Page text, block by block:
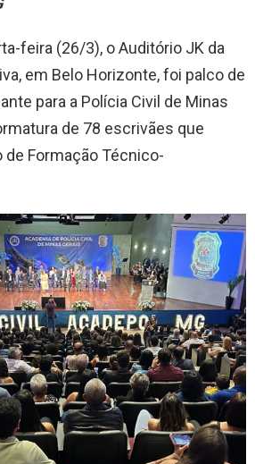
feira (26/3), o Auditório JK da
em Belo Horizonte, foi palco de
para a Polícia Civil de Minas
de 78 escrivães que
Formação Técnico-